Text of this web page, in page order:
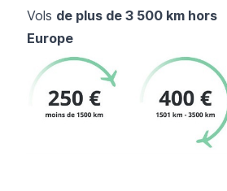
Vols de plus de 3 500 km hors
Europe